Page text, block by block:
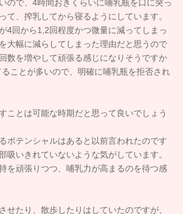
んでくれたら、よくよく褒めていただくと
とうつ伏せ遊びをされる時間も増やしてい
お腹が空くようにもしてみてください。
2026/4/28 10:51
ので、4時間おきくらいに哺乳瓶を口に突っ
て、搾乳してから寝るようにしています。
4回から1,2回程度かつ微量に減ってしまっ
大幅に減らしてしまった理由だと思うので
数を増やして頑張る感じになりそうですか
ことが多いので、明確に哺乳瓶を拒否され
ことは可能な時期だと思って良いでしょう
ポテンシャルはあると以前言われたのです
吸いきれていないような気がしています。
を頑張りつつ、哺乳力が高まるのを待つ感
せたり、散歩したりはしていたのですが、